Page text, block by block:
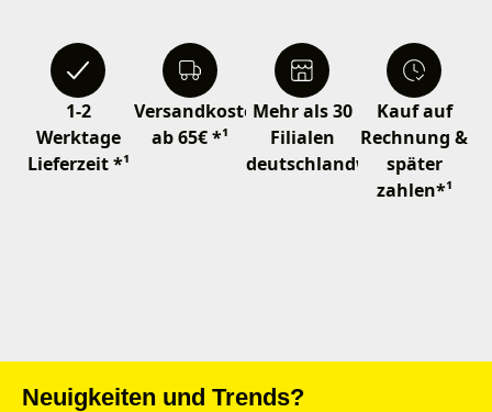
1-2
Werktage
Lieferzeit *¹
Versandkostenfrei
ab 65€ *¹
Mehr als 30
Filialen
deutschlandweit
Kauf auf
Rechnung &
später
zahlen*¹
Neuigkeiten und Trends?